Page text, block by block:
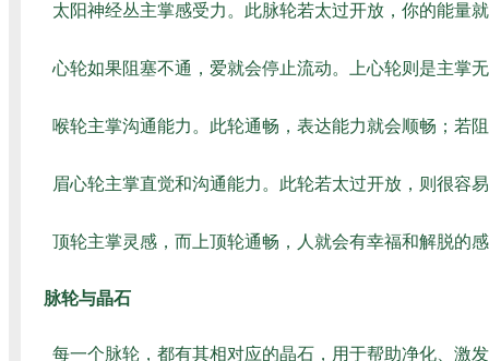
太阳神经丛主掌感受力。此脉轮若太过开放，你的能量
心轮如果阻塞不通，爱就会停止流动。上心轮则是主掌
喉轮主掌沟通能力。此轮通畅，表达能力就会顺畅；若
眉心轮主掌直觉和沟通能力。此轮若太过开放，则很容
顶轮主掌灵感，而上顶轮通畅，人就会有幸福和解脱的
脉轮与晶石
每一个脉轮，都有其相对应的晶石，用于帮助净化、激